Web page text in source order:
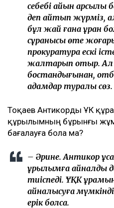
себебі айқын
деп айтып жүрміз,
бұл жай ғана ұран
сұранысы өте
прокуратура ескі
жалтарып отыр. Ал
бостандығынан,
адамдар туралы сөз.
Тоқаев Антикорды ҰҚК
құрылымның бұрынғы
бағалауға бола ма?
– Әрине. Антикор
құрылымға айналды
тиіспеді. ҰҚК
айналысуға
ерік болса.